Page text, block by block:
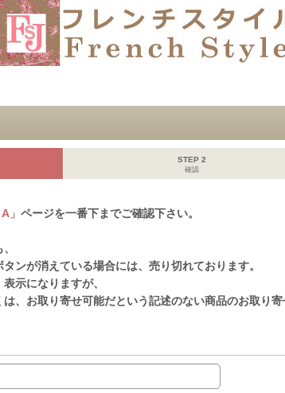
STEP 2
確認
」 ページを一番下までご確認下さい。
ンが消えている場合には、売り切れております。
示になりますが、
は、お取り寄せ可能だという記述のない商品のお取り寄